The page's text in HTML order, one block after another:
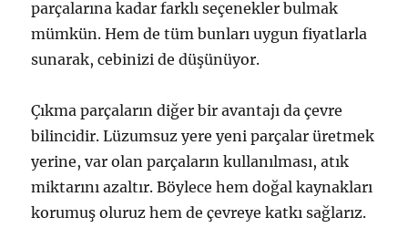
parçalarına kadar farklı seçenekler bulmak
mümkün. Hem de tüm bunları uygun fiyatlarla
sunarak, cebinizi de düşünüyor.
Çıkma parçaların diğer bir avantajı da çevre
bilincidir. Lüzumsuz yere yeni parçalar üretmek
yerine, var olan parçaların kullanılması, atık
miktarını azaltır. Böylece hem doğal kaynakları
korumuş oluruz hem de çevreye katkı sağlarız.